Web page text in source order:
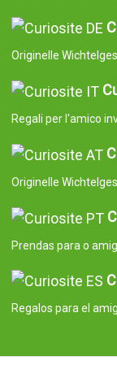
Originelle
Regali per l'amico
Originelle
Prendas para o
Regalos para el